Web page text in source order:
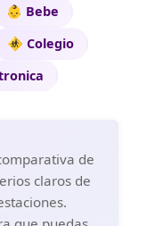
👶 Bebe
🚸 Colegio
de
claros de